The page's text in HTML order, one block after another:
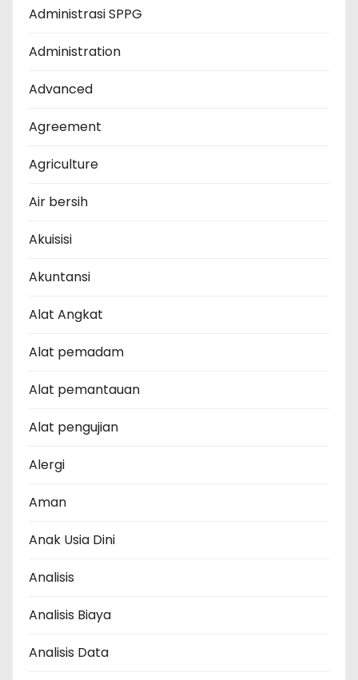
Administrasi SPPG
Administration
Advanced
Agreement
Agriculture
Air bersih
Akuisisi
Akuntansi
Alat Angkat
Alat pemadam
Alat pemantauan
Alat pengujian
Alergi
Aman
Anak Usia Dini
Analisis
Analisis Biaya
Analisis Data